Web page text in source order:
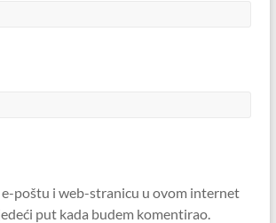
e-poštu i web-stranicu u ovom internet
put kada budem komentirao.